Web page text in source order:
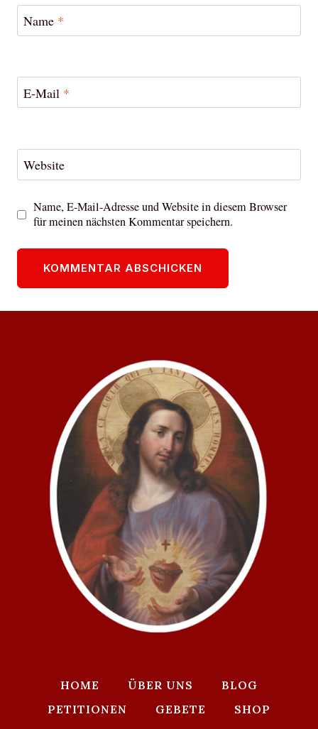
Name *
E-Mail *
Website
Name, E-Mail-Adresse und Website in diesem Browser
für meinen nächsten Kommentar speichern.
HOME ÜBER UNS
BLOG
PETITIONEN
GEBETE
SHOP